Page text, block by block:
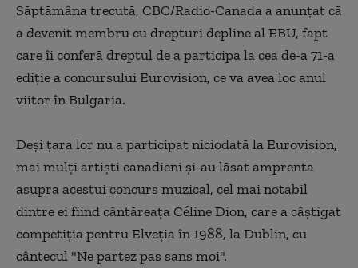
Săptămâna trecută, CBC/Radio-Canada a anunţat că
a devenit membru cu drepturi depline al EBU, fapt
care îi conferă dreptul de a participa la cea de-a 71-a
ediţie a concursului Eurovision, ce va avea loc anul
viitor în Bulgaria.
Deşi ţara lor nu a participat niciodată la Eurovision,
mai mulţi artişti canadieni şi-au lăsat amprenta
asupra acestui concurs muzical, cel mai notabil
dintre ei fiind cântăreaţa Céline Dion, care a câştigat
competiţia pentru Elveţia în 1988, la Dublin, cu
cântecul "Ne partez pas sans moi".